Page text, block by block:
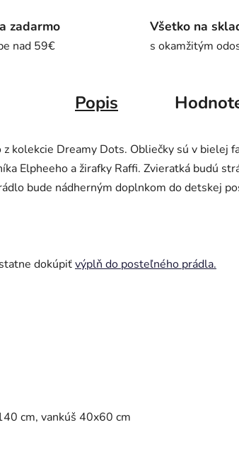
zadarmo
nad 59€
Všetko na
s okamžitým
Popis
kolekcie Dreamy Dots. Obliečky sú v bielej
Elpheeho a žirafky Raffi. Zvieratká budú
bude nádherným doplnkom do detskej
dokúpiťvýplň do posteľného prádla.
cm, vankúš 40x60 cm